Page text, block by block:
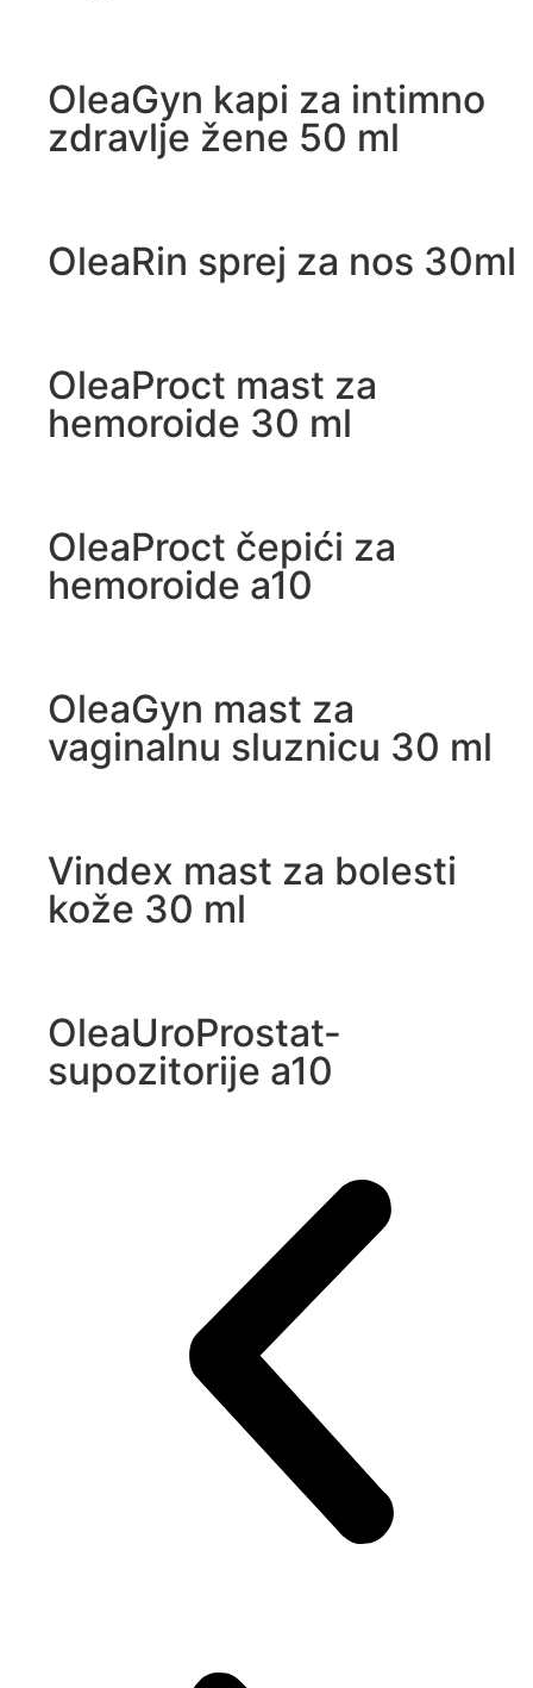
OleaGyn kapi za intimno
zdravlje žene 50 ml
OleaRin sprej za nos 30ml
OleaProct mast za
hemoroide 30 ml
OleaProct čepići za
hemoroide a10
OleaGyn mast za
vaginalnu sluznicu 30 ml
Vindex mast za bolesti
kože 30 ml
OleaUroProstat-
supozitorije a10